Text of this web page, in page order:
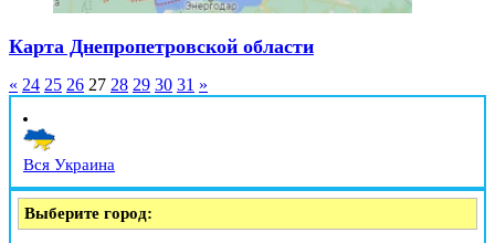
Карта Днепропетровской области
« 24 25 26 27 28 29 30 31 »
Вся Украина
Выберите город: